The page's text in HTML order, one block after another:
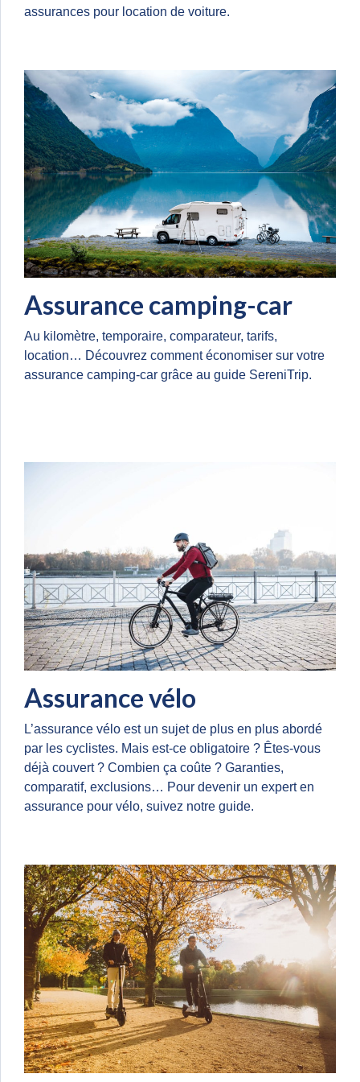
assurances pour location de voiture.
Assurance camping-car
Au kilomètre, temporaire, comparateur, tarifs,
location… Découvrez comment économiser sur votre
assurance camping-car grâce au guide SereniTrip.
Assurance vélo
L’assurance vélo est un sujet de plus en plus abordé
par les cyclistes. Mais est-ce obligatoire ? Êtes-vous
déjà couvert ? Combien ça coûte ? Garanties,
comparatif, exclusions… Pour devenir un expert en
assurance pour vélo, suivez notre guide.